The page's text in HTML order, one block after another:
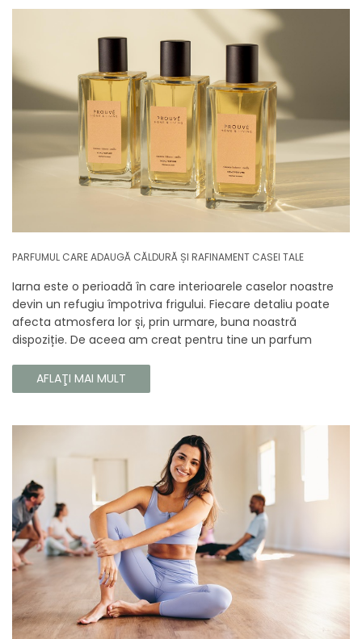
PARFUMUL CARE ADAUGĂ CĂLDURĂ ȘI RAFINAMENT CASEI TALE
Iarna este o perioadă în care interioarele caselor noastre
devin un refugiu împotriva frigului. Fiecare detaliu poate
afecta atmosfera lor și, prin urmare, buna noastră
dispoziție. De aceea am creat pentru tine un parfum
fiecare colț al casei tale cu căldura și magia aromelor de
iarnă. Noua noastră compoziție combină notele picante și
interiorul casei tale. Te va face să vrei ca momentele
trecătoare ale iernii să dureze mai mult timp.
AFLAŢI MAI MULT